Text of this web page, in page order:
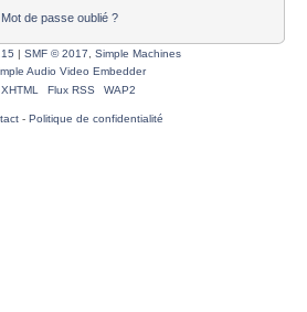
Mot de passe oublié ?
| SMF © 2017
Simple Machines
Audio Video Embedder
XHTML
Flux RSS WAP2
- Politique de confidentialité